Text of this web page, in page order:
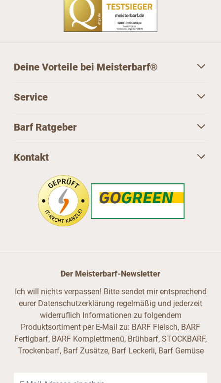
Deine Vorteile bei Meisterbarf®
Service
Barf Ratgeber
Kontakt
Der Meisterbarf-Newsletter
Ich will nichts verpassen! Bitte sendet mir entsprechend
eurer Datenschutzerklärung regelmäßig und jederzeit
widerruflich Informationen zu folgendem
Produktsortiment per E-Mail zu: BARF Fleisch, BARF
Fertigbarf, BARF Komplettmenü, Brühbarf, STOCKBARF,
Trockenbarf, Barf Zusätze, Barf Leckerli, Barf Gemüse